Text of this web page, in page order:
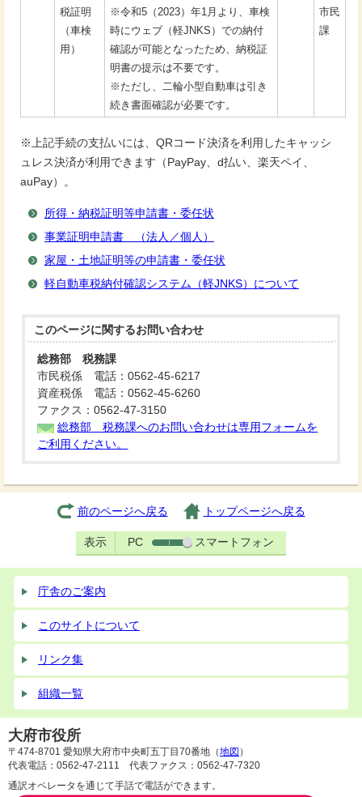
税証明
（車検
用）
※令和5（2023）年1月より、車検
時にウェブ（軽JNKS）での納付
確認が可能となったため、納税証
明書の提示は不要です。
※ただし、二輪小型自動車は引き
続き書面確認が必要です。
市民
課
※上記手続の支払いには、QRコード決済を利用したキャッシ
ュレス決済が利用できます（PayPay、d払い、楽天ペイ、
auPay）。
所得・納税証明等申請書・委任状
事業証明申請書 （法人／個人）
家屋・土地証明等の申請書・委任状
軽自動車税納付確認システム（軽JNKS）について
このページに関するお問い合わせ
総務部 税務課
市民税係 電話：0562-45-6217
資産税係 電話：0562-45-6260
ファクス：0562-47-3150
総務部 税務課へのお問い合わせは専用フォームを
ご利用ください。
前のページへ戻る トップページへ戻る
表示 PC スマートフォン
庁舎のご案内
このサイトについて
リンク集
組織一覧
大府市役所
〒474-8701 愛知県大府市中央町五丁目70番地（地図 ）
代表電話：0562-47-2111 代表ファクス：0562-47-7320
通訳オペレータを通じて手話で電話ができます。